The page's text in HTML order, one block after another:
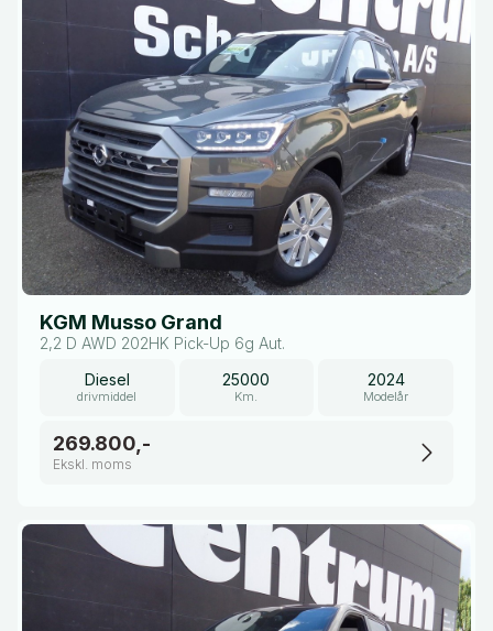
KGM Musso Grand
2,2 D AWD 202HK Pick-Up 6g Aut.
Diesel
drivmiddel
25000
Km.
2024
Modelår
269.800,-
Ekskl. moms